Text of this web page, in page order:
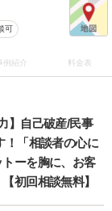
可
事例紹介 料金表
】自己破産/民事
！「相談者の心に
ーを胸に、お客
初回相談無料】